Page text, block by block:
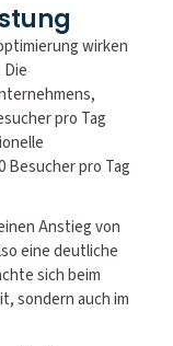
wirken
pro Tag
Besucher pro Tag
Anstieg von
eine deutliche
sich beim
sondern auch im